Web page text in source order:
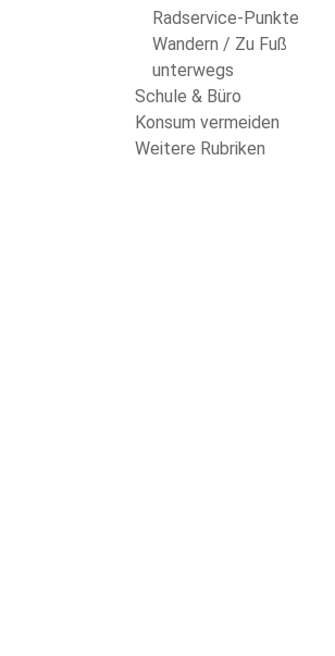
Radservice-Punkte
Wandern / Zu Fuß
unterwegs
Schule & Büro
Konsum vermeiden
Weitere Rubriken